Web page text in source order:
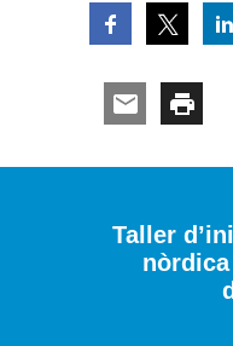
Taller